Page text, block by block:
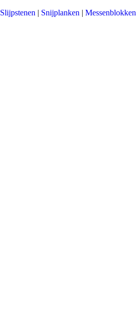
Slijpstenen | Snijplanken | Messenblokken